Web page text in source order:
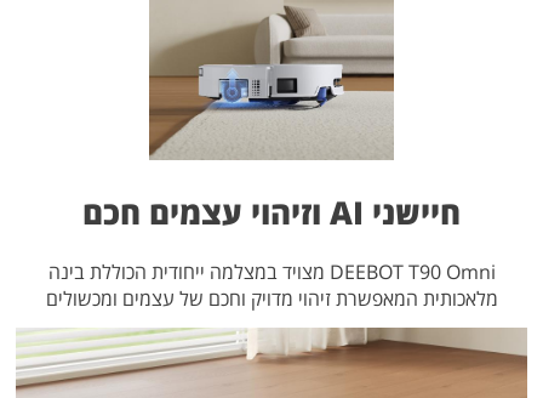
חיישני AI וזיהוי עצמים חכם
DEEBOT T90 Omni מצויד במצלמה ייחודית הכוללת בינה
מלאכותית המאפשרת זיהוי מדויק וחכם של עצמים ומכשולים